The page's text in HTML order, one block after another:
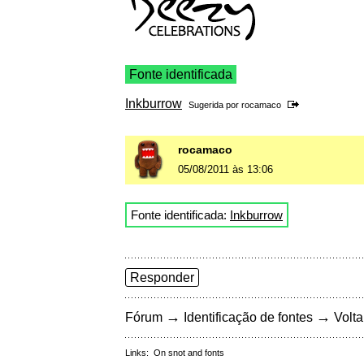
Fonte identificada
Inkburrow Sugerida por rocamaco
rocamaco
05/08/2011 às 13:06
Fonte identificada: Inkburrow
Responder
Fórum → Identificação de fontes →
Links: On snot and fonts